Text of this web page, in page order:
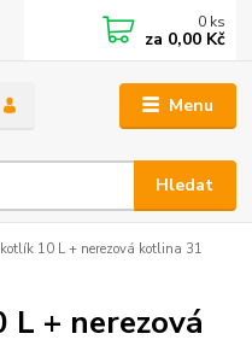
Menu
Hledat
0 ks
za 0,00 Kč
kotlík 10 L + nerezová kotlina 31
+ nerezová